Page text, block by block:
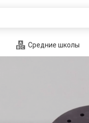
Средние школы